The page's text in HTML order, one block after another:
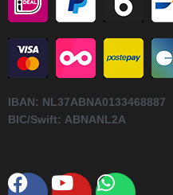
IBAN: NL37ABNA0133468887
BIC/Swift: ABNANL2A
Facebook
Youtube